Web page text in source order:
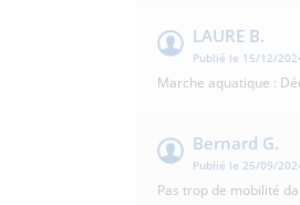
LAURE B.
Publié le 15/12/
Marche aquatique :
Bernard G.
Publié le 25/09/
Pas trop de mobilité